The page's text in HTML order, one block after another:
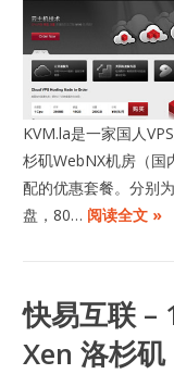
KVM.la是一家国人
杉矶WebNX机房（国
配的优惠套餐。分别
盘，80… 阅读全文 »
快易互联 –
Xen 洛杉矶